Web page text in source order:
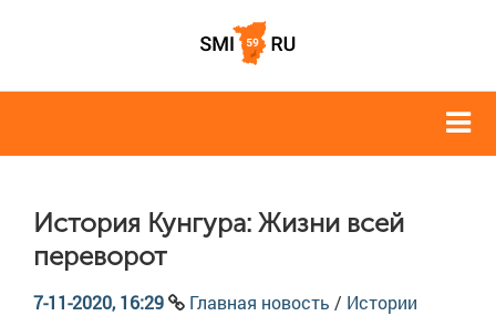
История Кунгура: Жизни всей
переворот
7-11-2020, 16:29 Главная новость / Истории